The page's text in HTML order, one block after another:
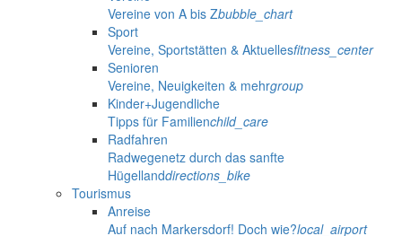
Vereine von A bis Zbubble_chart
Sport
Vereine, Sportstätten & Aktuellesfitness_center
Senioren
Vereine, Neuigkeiten & mehrgroup
Kinder+Jugendliche
Tipps für Familienchild_care
Radfahren
Radwegenetz durch das sanfte
Hügellanddirections_bike
Tourismus
Anreise
Auf nach Markersdorf! Doch wie?local_airport